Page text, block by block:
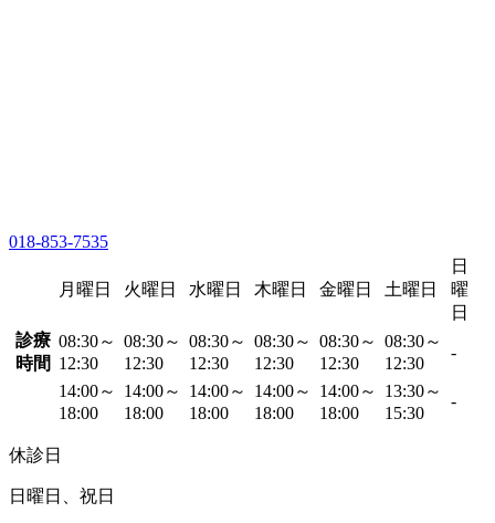
018-853-7535
月曜日 火曜日 水曜日 木曜日 金曜日 土曜日
日
曜
日
診療
時間
08:30～
12:30
08:30～
12:30
08:30～
12:30
08:30～
12:30
08:30～
12:30
08:30～
12:30
-
14:00～
18:00
14:00～
18:00
14:00～
18:00
14:00～
18:00
14:00～
18:00
13:30～
15:30
-
休診日
日曜日、祝日